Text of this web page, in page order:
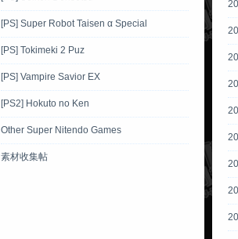
[PS] Super Robot Taisen α Special
[PS] Tokimeki 2 Puz
[PS] Vampire Savior EX
[PS2] Hokuto no Ken
Other Super Nitendo Games
素材收集帖